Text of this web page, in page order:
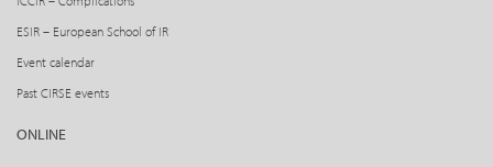
ESIR – European School of IR
Event calendar
Past CIRSE events
ONLINE